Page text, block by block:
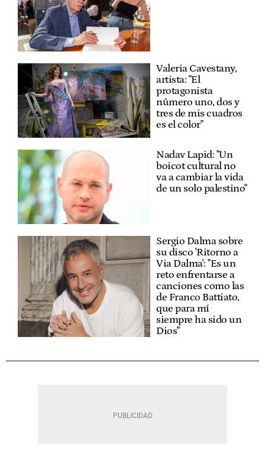
Valeria Cavestany,
artista: "El
protagonista
número uno, dos y
tres de mis cuadros
es el color"
Nadav Lapid: "Un
boicot cultural no
va a cambiar la vida
de un solo palestino"
Sergio Dalma sobre
su disco 'Ritorno a
Via Dalma': "Es un
reto enfrentarse a
canciones como las
de Franco Battiato,
que para mí
siempre ha sido un
Dios"